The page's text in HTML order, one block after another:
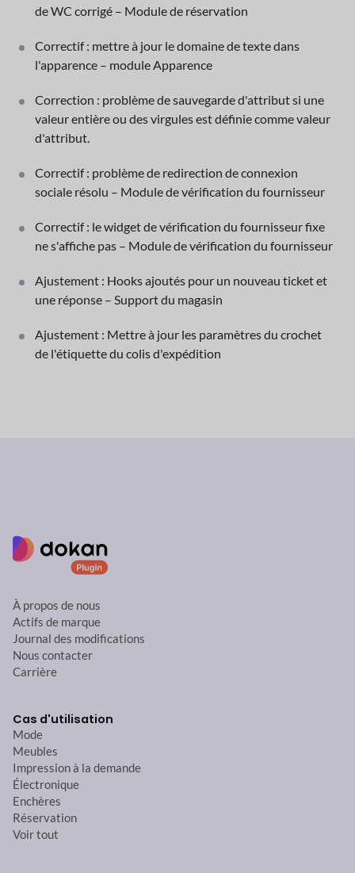
de WC corrigé – Module de réservation
Correctif : mettre à jour le domaine de texte dans
l'apparence – module Apparence
Correction : problème de sauvegarde d'attribut si une
valeur entière ou des virgules est définie comme valeur
d'attribut.
Correctif : problème de redirection de connexion
sociale résolu – Module de vérification du fournisseur
Correctif : le widget de vérification du fournisseur fixe
ne s'affiche pas – Module de vérification du fournisseur
Ajustement : Hooks ajoutés pour un nouveau ticket et
une réponse – Support du magasin
Ajustement : Mettre à jour les paramètres du crochet
de l'étiquette du colis d'expédition
À propos de nous
Actifs de marque
Journal des modifications
Nous contacter
Carrière
Cas d'utilisation
Mode
Meubles
Impression à la demande
Électronique
Enchères
Réservation
Voir tout